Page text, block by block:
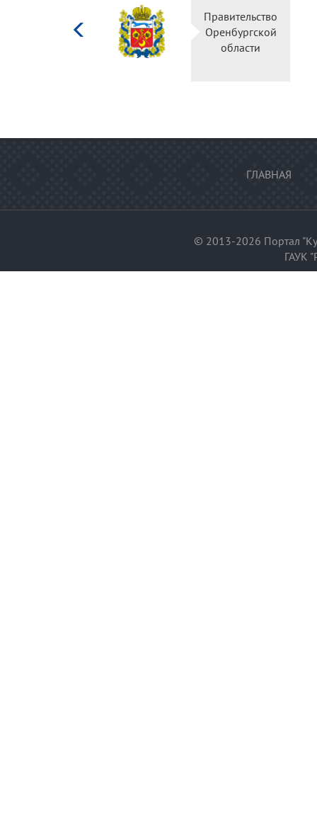
Министерство
культуры
Российской
федерации
ГЛАВНАЯ
© 2013-2026 Портал
ГАУК